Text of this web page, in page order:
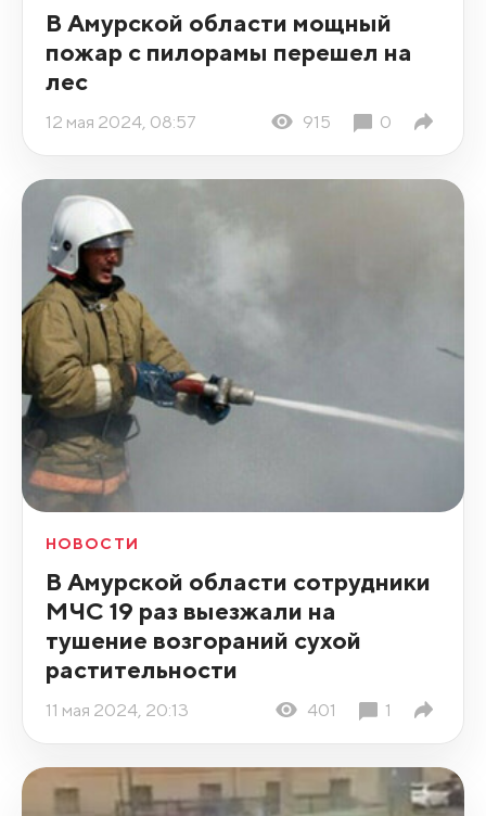
В Амурской области мощный
пожар с пилорамы перешел на
лес
12 мая 2024, 08:57 915 0
НОВОСТИ
В Амурской области сотрудники
МЧС 19 раз выезжали на
тушение возгораний сухой
растительности
11 мая 2024, 20:13 401 1